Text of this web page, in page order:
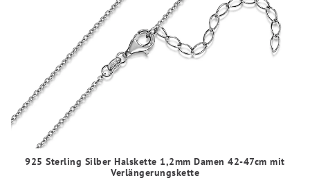
925 Sterling Silber Halskette 1,2mm Damen 42-47cm mit
Verlängerungskette